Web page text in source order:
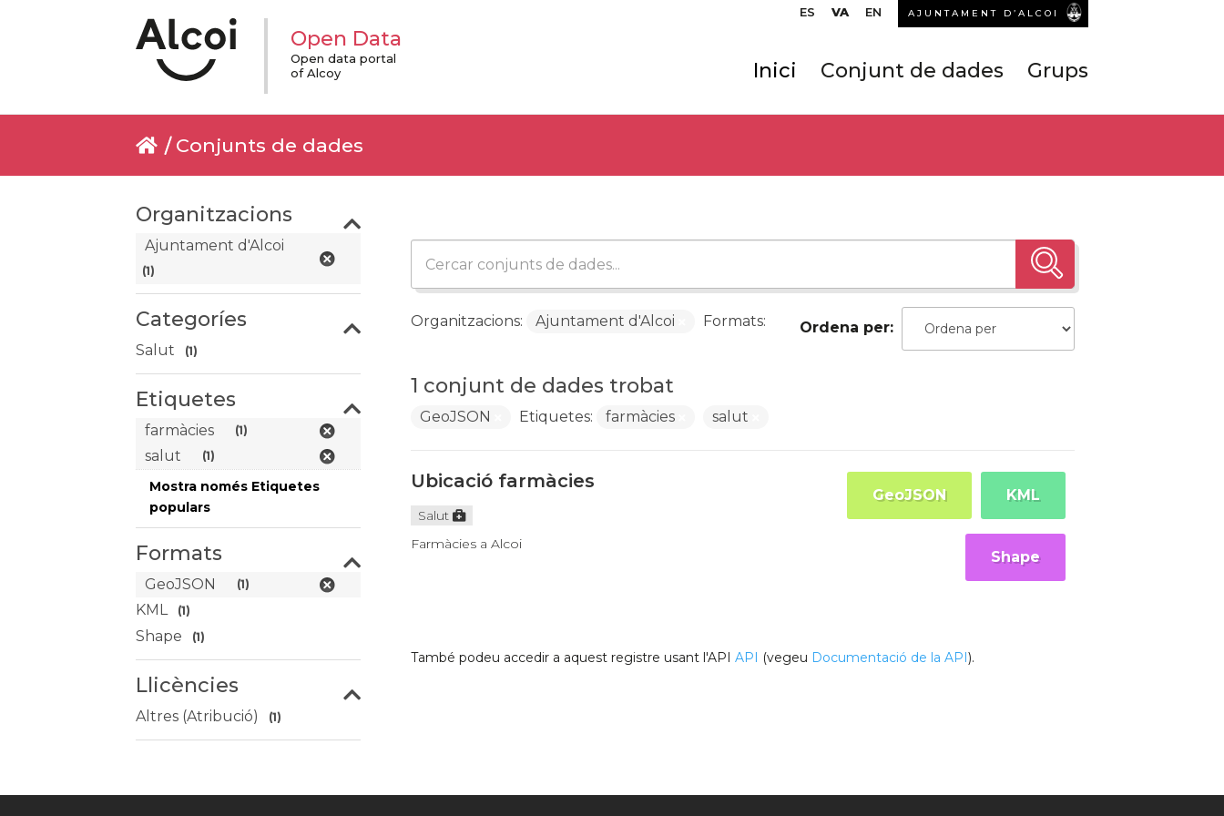
ES VA EN AJUNTAMENT D’ALCOI
Open Data
Open data portal
of Alcoy
Inici Conjunt de dades Grups
Conjunts de dades
Organitzacions
Ajuntament d'Alcoi
(1)
Categoríes
Salut (1)
Etiquetes
farmàcies (1)
salut (1)
Mostra només Etiquetes
populars
Formats
GeoJSON (1)
KML (1)
Shape (1)
Llicències
Altres (Atribució) (1)
Ordena per
1 conjunt de dades trobat
Organitzacions: Ajuntament d'Alcoi Formats:
GeoJSON Etiquetes: farmàcies salut
Ubicació farmàcies
Salut
Farmàcies a Alcoi
KML
GeoJSON
Shape
També podeu accedir a aquest registre usant l'API API (vegeu Documentació de la API).